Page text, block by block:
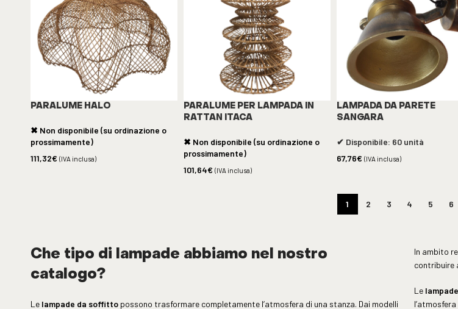
PARALUME HALO
✖ Non disponibile (su ordinazione o
prossimamente)
111,32€ (IVA inclusa)
PARALUME PER LAMPADA IN
RATTAN ITACA
✖ Non disponibile (su ordinazione o
prossimamente)
101,64€ (IVA inclusa)
LAMPADA DA PARETE
SANGARA
✔ Disponibile: 60 unità
67,76€ (IVA inclusa)
1 2 3 4 5 6
Che tipo di lampade abbiamo nel nostro
catalogo?
Le lampade da soffitto possono trasformare completamente l’atmosfera di una stanza. Dai modelli
In ambito
contribuire
Le